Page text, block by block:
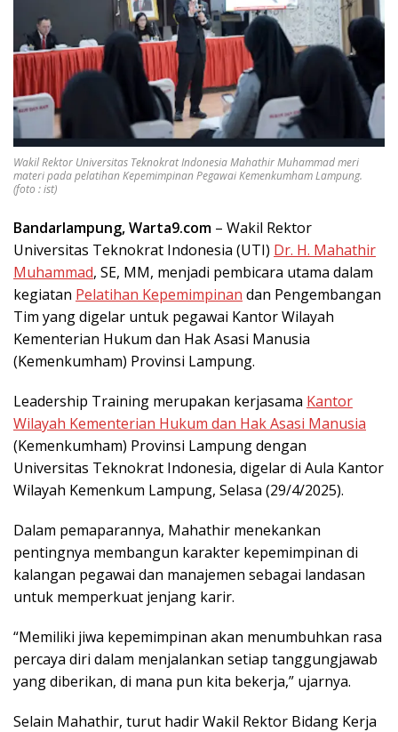
Wakil Rektor Universitas Teknokrat Indonesia Mahathir Muhammad meri
materi pada pelatihan Kepemimpinan Pegawai Kemenkumham Lampung.
(foto : ist)
Bandarlampung, Warta9.com – Wakil Rektor
Universitas Teknokrat Indonesia (UTI) Dr. H. Mahathir
Muhammad, SE, MM, menjadi pembicara utama dalam
kegiatan Pelatihan Kepemimpinan dan Pengembangan
Tim yang digelar untuk pegawai Kantor Wilayah
Kementerian Hukum dan Hak Asasi Manusia
(Kemenkumham) Provinsi Lampung.
Leadership Training merupakan kerjasama Kantor
Wilayah Kementerian Hukum dan Hak Asasi Manusia
(Kemenkumham) Provinsi Lampung dengan
Universitas Teknokrat Indonesia, digelar di Aula Kantor
Wilayah Kemenkum Lampung, Selasa (29/4/2025).
Dalam pemaparannya, Mahathir menekankan
pentingnya membangun karakter kepemimpinan di
kalangan pegawai dan manajemen sebagai landasan
untuk memperkuat jenjang karir.
“Memiliki jiwa kepemimpinan akan menumbuhkan rasa
percaya diri dalam menjalankan setiap tanggungjawab
yang diberikan, di mana pun kita bekerja,” ujarnya.
Selain Mahathir, turut hadir Wakil Rektor Bidang Kerja